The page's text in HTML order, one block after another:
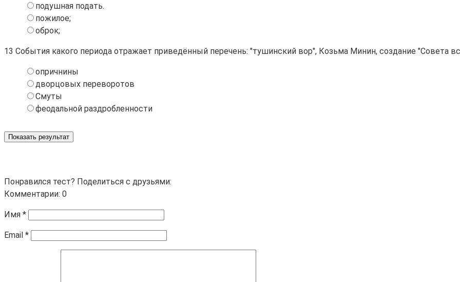
подушная подать.
пожилое;
оброк;
13 События какого периода отражает приведённый перечень: "тушинский вор", Козьма Минин, создание "Совета
опричнины
дворцовых переворотов
Смуты
феодальной раздробленности
Показать результат
Понравился тест? Поделиться с друзьями:
Комментарии: 0
Имя *
Email *